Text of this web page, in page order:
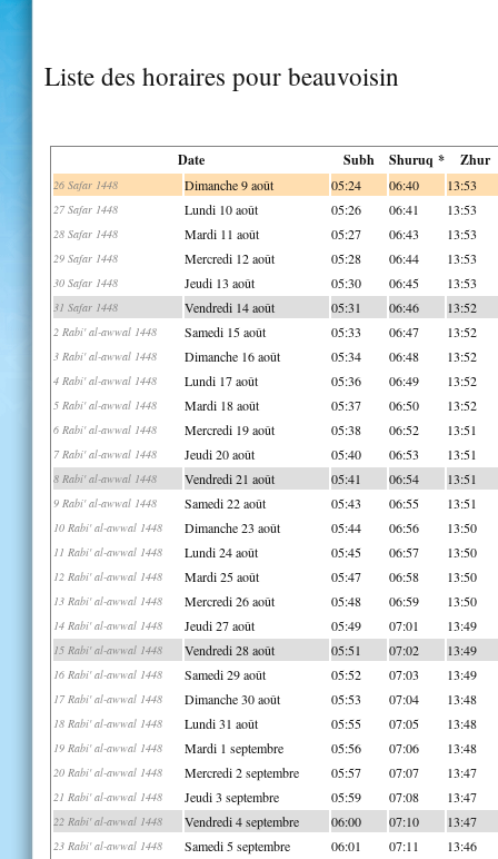
Liste des horaires pour beauvoisin
Date Subh Shuruq * Zhur
26 Safar 1448 Dimanche 9 août 05:24 06:40 13:53
27 Safar 1448 Lundi 10 août 05:26 06:41 13:53
28 Safar 1448 Mardi 11 août 05:27 06:43 13:53
29 Safar 1448 Mercredi 12 août 05:28 06:44 13:53
30 Safar 1448 Jeudi 13 août 05:30 06:45 13:53
31 Safar 1448 Vendredi 14 août 05:31 06:46 13:52
2 Rabi' al-awwal 1448 Samedi 15 août 05:33 06:47 13:52
3 Rabi' al-awwal 1448 Dimanche 16 août 05:34 06:48 13:52
4 Rabi' al-awwal 1448 Lundi 17 août 05:36 06:49 13:52
5 Rabi' al-awwal 1448 Mardi 18 août 05:37 06:50 13:52
6 Rabi' al-awwal 1448 Mercredi 19 août 05:38 06:52 13:51
7 Rabi' al-awwal 1448 Jeudi 20 août 05:40 06:53 13:51
8 Rabi' al-awwal 1448 Vendredi 21 août 05:41 06:54 13:51
9 Rabi' al-awwal 1448 Samedi 22 août 05:43 06:55 13:51
10 Rabi' al-awwal 1448 Dimanche 23 août 05:44 06:56 13:50
11 Rabi' al-awwal 1448 Lundi 24 août 05:45 06:57 13:50
12 Rabi' al-awwal 1448 Mardi 25 août 05:47 06:58 13:50
13 Rabi' al-awwal 1448 Mercredi 26 août 05:48 06:59 13:50
14 Rabi' al-awwal 1448 Jeudi 27 août 05:49 07:01 13:49
15 Rabi' al-awwal 1448 Vendredi 28 août 05:51 07:02 13:49
16 Rabi' al-awwal 1448 Samedi 29 août 05:52 07:03 13:49
17 Rabi' al-awwal 1448 Dimanche 30 août 05:53 07:04 13:48
18 Rabi' al-awwal 1448 Lundi 31 août 05:55 07:05 13:48
19 Rabi' al-awwal 1448 Mardi 1 septembre 05:56 07:06 13:48
20 Rabi' al-awwal 1448 Mercredi 2 septembre 05:57 07:07 13:47
21 Rabi' al-awwal 1448 Jeudi 3 septembre 05:59 07:08 13:47
22 Rabi' al-awwal 1448 Vendredi 4 septembre 06:00 07:10 13:47
23 Rabi' al-awwal 1448 Samedi 5 septembre 06:01 07:11 13:46